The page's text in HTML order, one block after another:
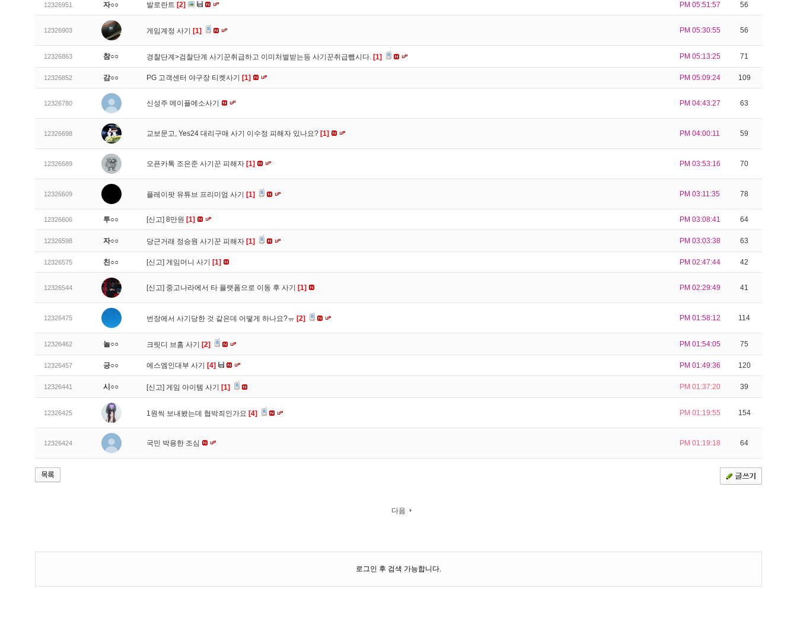
12326951 자○○ 발로란트 [2] PM 05:51:57 56
12326903 게임계정 사기 [1] PM 05:30:55 56
12326863 참○○ 경찰단계>검찰단계 사기꾼취급하고 이미처벌받는등 사기꾼취급뺍시다. [1] PM 05:13:25 71
12326852 감○○ PG 고객센터 야구장 티켓사기 [1] PM 05:09:24 109
12326780 신성주 메이플메소사기 PM 04:43:27 63
12326698 교보문고, Yes24 대리구매 사기 이수정 피해자 있나요? [1] PM 04:00:11 59
12326689 오픈카톡 조은준 사기꾼 피해자 [1] PM 03:53:16 70
12326609 플레이팟 유튜브 프리미엄 사기 [1] PM 03:11:35 78
12326606 투○○ [신고] 8만원 [1] PM 03:08:41 64
12326598 자○○ 당근거래 정승원 사기꾼 피해자 [1] PM 03:03:38 63
12326575 친○○ [신고] 게임머니 사기 [1] PM 02:47:44 42
12326544 [신고] 중고나라에서 타 플랫폼으로 이동 후 사기 [1] PM 02:29:49 41
12326475 번장에서 사기당한 것 같은데 어떻게 하나요?ㅠ [2] PM 01:58:12 114
12326462 놀○○ 크릿디 브훔 사기 [2] PM 01:54:05 75
12326457 긍○○ 에스엠인대부 사기 [4] PM 01:49:36 120
12326441 시○○ [신고] 게임 아이템 사기 [1] PM 01:37:20 39
12326425 1원씩 보내봤는데 협박죄인가요 [4] PM 01:19:55 154
12326424 국민 박용한 조심 PM 01:19:18 64
다음
로그인 후 검색 가능합니다.